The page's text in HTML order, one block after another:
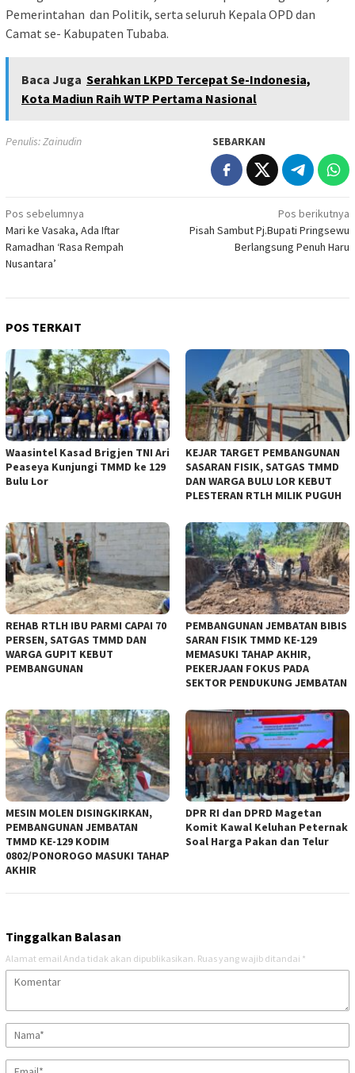
Pemerintahan dan Politik, serta seluruh Kepala OPD dan
Camat se- Kabupaten Tubaba.
Baca Juga Serahkan LKPD Tercepat Se-Indonesia,
Kota Madiun Raih WTP Pertama Nasional
Penulis: Zainudin SEBARKAN
Navigasi
pos
Pos sebelumnya
Mari ke Vasaka, Ada Iftar
Ramadhan ‘Rasa Rempah
Nusantara’
Pos berikutnya
Pisah Sambut Pj.Bupati Pringsewu
Berlangsung Penuh Haru
POS TERKAIT
Waasintel Kasad Brigjen TNI Ari
Peaseya Kunjungi TMMD ke 129
Bulu Lor
KEJAR TARGET PEMBANGUNAN
SASARAN FISIK, SATGAS TMMD
DAN WARGA BULU LOR KEBUT
PLESTERAN RTLH MILIK PUGUH
REHAB RTLH IBU PARMI CAPAI 70
PERSEN, SATGAS TMMD DAN
WARGA GUPIT KEBUT
PEMBANGUNAN
PEMBANGUNAN JEMBATAN BIBIS
SARAN FISIK TMMD KE-129
MEMASUKI TAHAP AKHIR,
PEKERJAAN FOKUS PADA
SEKTOR PENDUKUNG JEMBATAN
MESIN MOLEN DISINGKIRKAN,
PEMBANGUNAN JEMBATAN
TMMD KE-129 KODIM
0802/PONOROGO MASUKI TAHAP
AKHIR
DPR RI dan DPRD Magetan
Komit Kawal Keluhan Peternak
Soal Harga Pakan dan Telur
Tinggalkan Balasan
Alamat email Anda tidak akan dipublikasikan. Ruas yang wajib ditandai *